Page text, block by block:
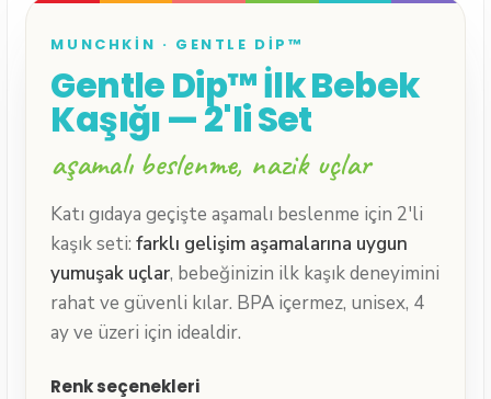
MUNCHKIN · GENTLE DIP™
Gentle Dip™ İlk Bebek
Kaşığı — 2'li Set
aşamalı beslenme, nazik uçlar
Katı gıdaya geçişte aşamalı beslenme için 2'li
kaşık seti:farklı gelişim aşamalarına uygun
yumuşak uçlar, bebeğinizin ilk kaşık deneyimini
rahat ve güvenli kılar. BPA içermez, unisex, 4
ay ve üzeri için idealdir.
Renk seçenekleri